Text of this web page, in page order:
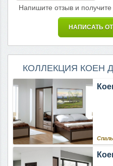
Напишите отзыв и
НАПИСАТЬ
КОЛЛЕКЦИЯ КОЕН